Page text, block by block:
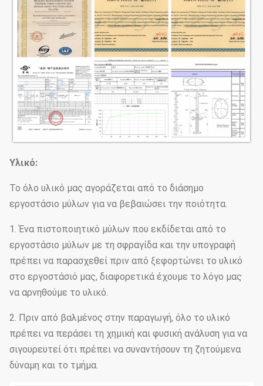
Υλικό:
Το όλο υλικό μας αγοράζεται από το διάσημο
εργοστάσιο μύλων για να βεβαιώσει την ποιότητα.
1. Ένα πιστοποιητικό μύλων που εκδίδεται από το
εργοστάσιο μύλων με τη σφραγίδα και την υπογραφή
πρέπει να παρασχεθεί πριν από ξεφορτώνει το υλικό
στο εργοστάσιό μας, διαφορετικά έχουμε το λόγο μας
να αρνηθούμε το υλικό.
2. Πριν από βαλμένος στην παραγωγή, όλο το υλικό
πρέπει να περάσει τη χημική και φυσική ανάλυση για να
σιγουρευτεί ότι πρέπει να συναντήσουν τη ζητούμενα
δύναμη και το τμήμα.